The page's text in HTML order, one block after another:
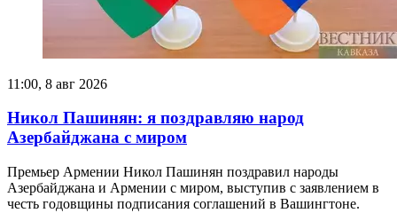
11:00, 8 авг 2026
Никол Пашинян: я поздравляю народ
Азербайджана с миром
Премьер Армении Никол Пашинян поздравил народы
Азербайджана и Армении с миром, выступив с заявлением в
честь годовщины подписания соглашений в Вашингтоне.